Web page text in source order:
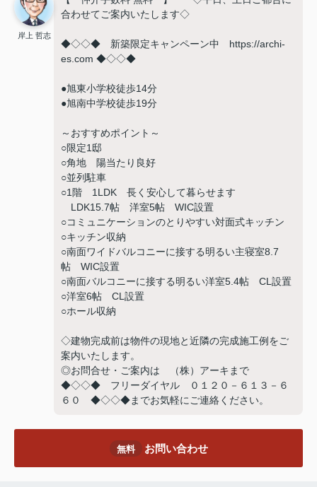
岸上 哲志
合わせてご案内いたします◇
◆◇◇◆ 新築限定キャンペーン中 https://archi-
es.com ◆◇◇◆
●旭東小学校徒歩14分
●旭南中学校徒歩19分
～おすすめポイント～
○限定1邸
○角地 陽当たり良好
○並列駐車
○1階 1LDK 長く安心して暮らせます
LDK15.7帖 洋室5帖 WIC設置
○コミュニケーションのとりやすい対面式キッチン
○キッチン収納
○南面ワイドバルコニーに接する明るい主寝室8.7
帖 WIC設置
○南面バルコニーに接する明るい洋室5.4帖 CL設置
○洋室6帖 CL設置
○ホール収納
◇建物完成前は物件の現地と近隣の完成施工例をご
案内いたします。
◎お問合せ・ご案内は （株）アーキまで
◆◇◇◆ フリーダイヤル ０１２０－６１３－６
６０ ◆◇◇◆までお気軽にご連絡ください。
無料 お問い合わせ